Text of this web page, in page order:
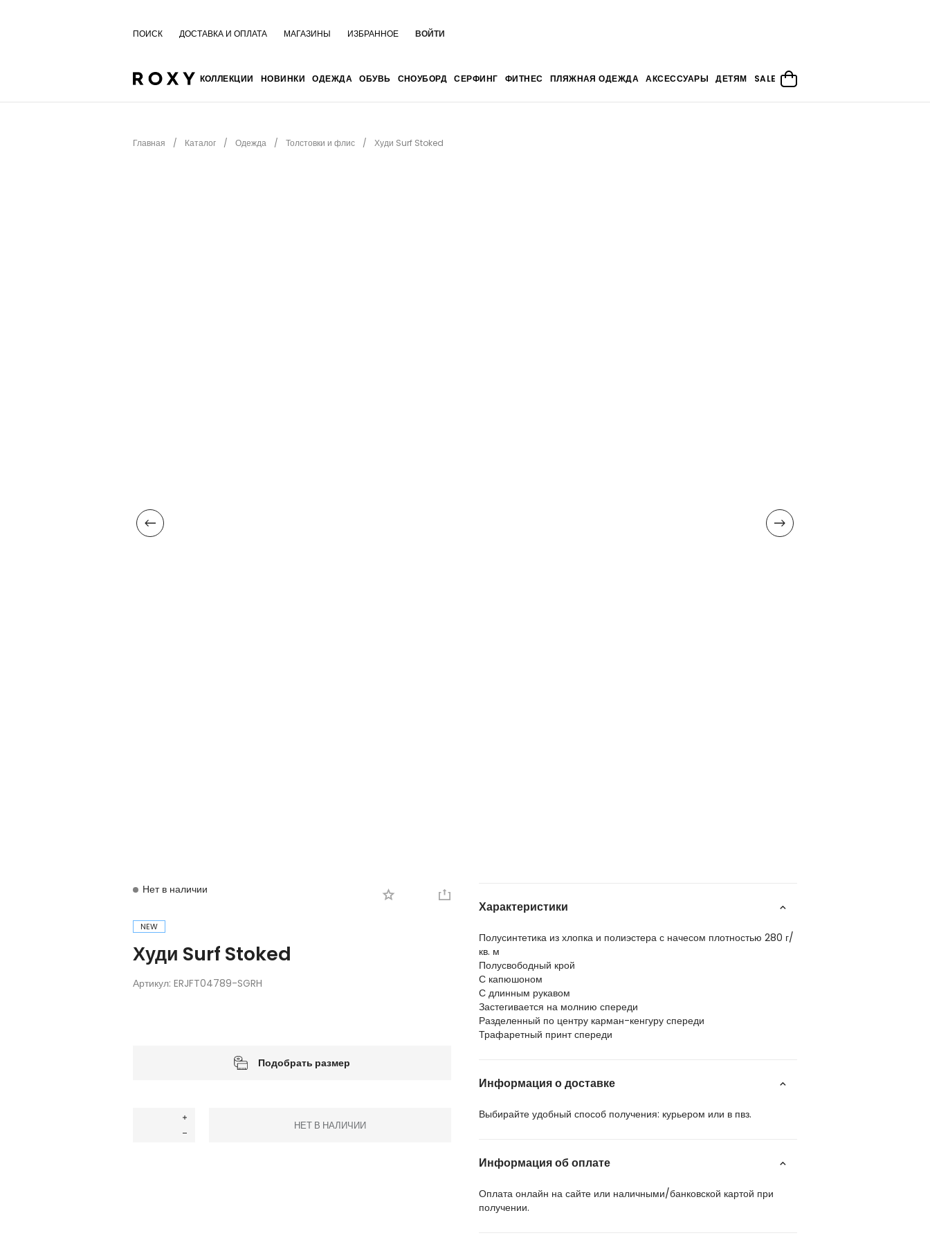
ПОИСК ДОСТАВКА И ОПЛАТА МАГАЗИНЫ ИЗБРАННОЕ ВОЙТИ
КОЛЛЕКЦИИ НОВИНКИ ОДЕЖДА ОБУВЬ СНОУБОРД СЕРФИНГ ФИТНЕС ПЛЯЖНАЯ ОДЕЖДА АКСЕССУАРЫ ДЕТЯМ SALE
Главная Каталог Одежда Толстовки и флис Худи Surf Stoked
Нет в наличии
NEW
Худи Surf Stoked
Артикул: ERJFT04789-SGRH
Подобрать размер
НЕТ В НАЛИЧИИ
Характеристики
Полусинтетика из хлопка и полиэстера с начесом плотностью 280 г/
кв. м
Полусвободный крой
С капюшоном
С длинным рукавом
Застегивается на молнию спереди
Разделенный по центру карман-кенгуру спереди
Трафаретный принт спереди
Информация о доставке
Выбирайте удобный способ получения: курьером или в пвз.
Информация об оплате
Оплата онлайн на сайте или наличными/банковской картой при
получении.